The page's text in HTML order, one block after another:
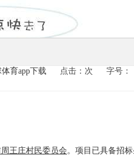
育app下载 点击：次 字号：
王庄村民委员会。项目已具备招